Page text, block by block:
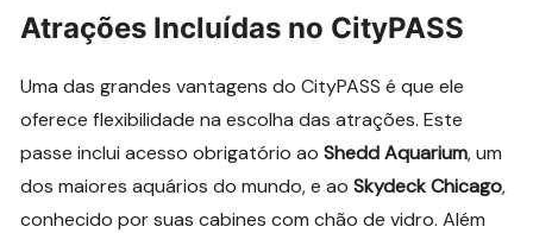
Atrações Incluídas no CityPASS
Uma das grandes vantagens do CityPASS é que ele
oferece flexibilidade na escolha das atrações. Este
passe inclui acesso obrigatório aoShedd Aquarium, um
dos maiores aquários do mundo, e aoSkydeck Chicago,
conhecido por suas cabines com chão de vidro. Além